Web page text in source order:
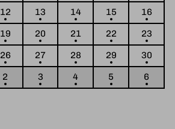
12 13 14 15
16
19 20 21 22
23
26 27 28 29
30
2 3 4 5 6